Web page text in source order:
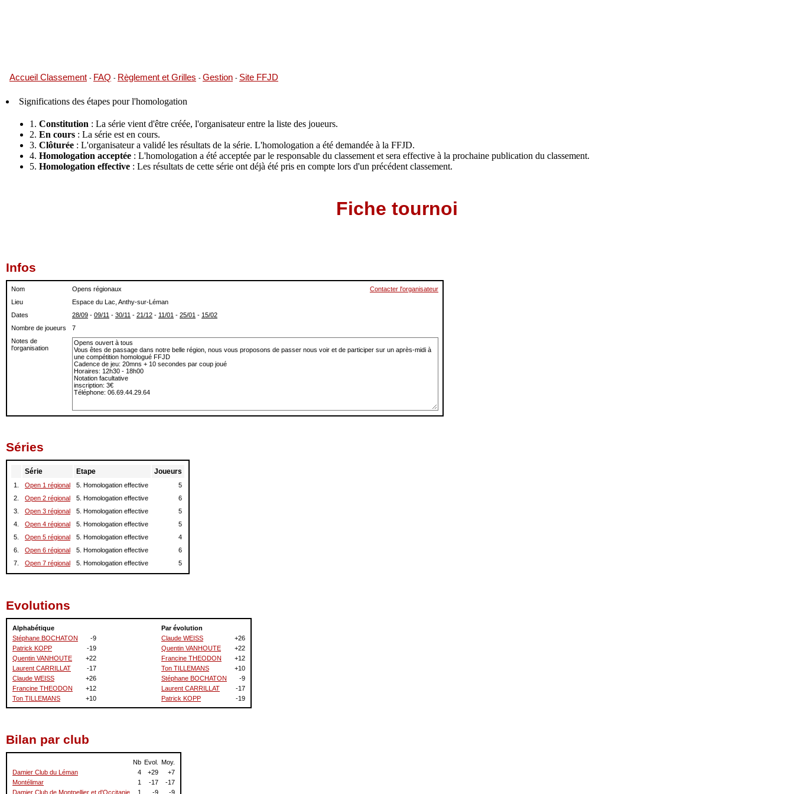
Accueil Classement - FAQ - Règlement et Grilles - Gestion - Site FFJD
Significations des étapes pour l'homologation
1. Constitution : La série vient d'être créée, l'organisateur entre la liste des joueurs.
2. En cours : La série est en cours.
3. Clôturée : L'organisateur a validé les résultats de la série. L'homologation a été demandée à la FFJD.
4. Homologation acceptée : L'homologation a été acceptée par le responsable du classement et sera effective à la prochaine publication du classement.
5. Homologation effective : Les résultats de cette série ont déjà été pris en compte lors d'un précédent classement.
Fiche tournoi
Infos
Nom Opens régionaux
Contacter l'organisateur
Lieu
Espace du Lac, Anthy-sur-Léman
Dates
28/09 - 09/11 - 30/11 - 21/12 - 11/01 - 25/01 - 15/02
Nombre de joueurs
7
Notes de
l'organisation
Séries
Série Etape Joueurs
1. Open 1 régional 5. Homologation effective
5
2.
Open 2 régional 5. Homologation effective
6
3.
Open 3 régional 5. Homologation effective
5
4.
Open 4 régional 5. Homologation effective
5
5.
Open 5 régional 5. Homologation effective
4
6.
Open 6 régional 5. Homologation effective
6
7.
Open 7 régional 5. Homologation effective 5
Evolutions
Alphabétique
Stéphane BOCHATON
-9
Patrick KOPP
-19
Quentin VANHOUTE
+22
Laurent CARRILLAT
-17
Claude WEISS
+26
Francine THEODON
+12
Ton TILLEMANS
+10
Par évolution
Claude WEISS
+26
Quentin VANHOUTE
+22
Francine THEODON
+12
Ton TILLEMANS
+10
Stéphane BOCHATON
-9
Laurent CARRILLAT
-17
Patrick KOPP
-19
Bilan par club
Nb Evol.
Moy.
Damier Club du Léman
4 +29
+7
Montélimar
1 -17
-17
Damier Club de Montpellier et d'Occitanie
1 -9 -9